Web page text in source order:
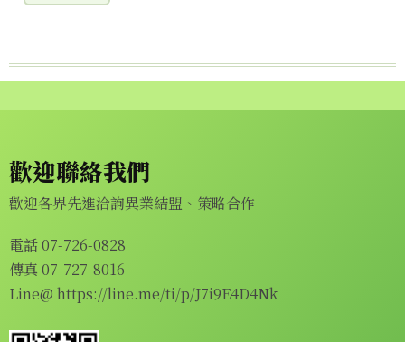
歡迎聯絡我們
歡迎各界先進洽詢異業結盟、策略合作
電話 07-726-0828
傳真 07-727-8016
Line@ https://line.me/ti/p/J7i9E4D4Nk